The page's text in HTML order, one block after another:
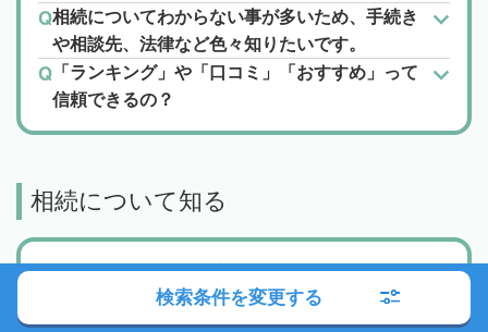
相続についてわからない事が多いため、手続き
や相談先、法律など色々知りたいです。
「ランキング」や「口コミ」「おすすめ」って
信頼できるの？
相続について知る
遺産分割協議書の書き方
土地・不動産の相続検索条件を変更する